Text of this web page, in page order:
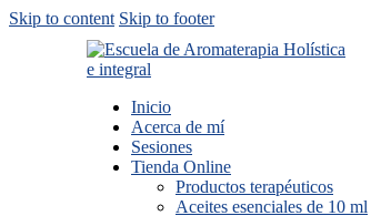
Skip to content Skip to footer
Inicio
Acerca de mí
Sesiones
Tienda Online
Productos terapéuticos
Aceites esenciales de 10 ml